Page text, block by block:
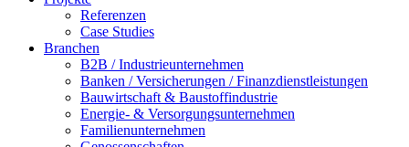
Referenzen
Case Studies
Branchen
B2B / Industrieunternehmen
Banken / Versicherungen / Finanzdienstleistungen
Bauwirtschaft & Baustoffindustrie
Energie- & Versorgungsunternehmen
Familienunternehmen